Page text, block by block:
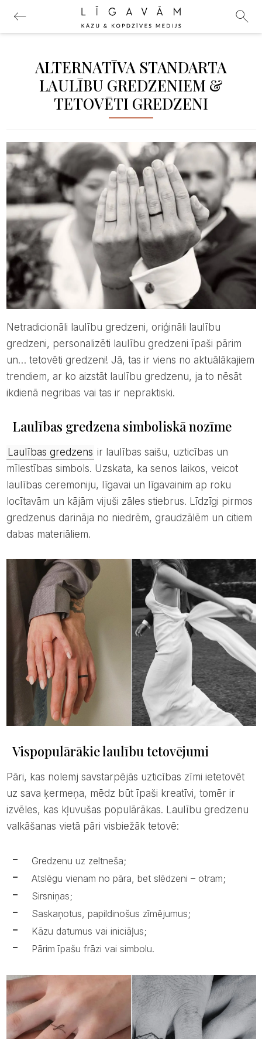
ALTERNATĪVA STANDARTA
LAULĪBU GREDZENIEM &
TETOVĒTI GREDZENI
Netradicionāli laulību gredzeni, oriģināli laulību
gredzeni, personalizēti laulību gredzeni īpaši pārim
un… tetovēti gredzeni! Jā, tas ir viens no aktuālākajiem
trendiem, ar ko aizstāt laulību gredzenu, ja to nēsāt
ikdienā negribas vai tas ir nepraktiski.
Laulības gredzena simboliskā nozīme
Laulības gredzens ir laulības saišu, uzticības un
mīlestības simbols. Uzskata, ka senos laikos, veicot
laulības ceremoniju, līgavai un līgavainim ap roku
locītavām un kājām vijuši zāles stiebrus. Līdzīgi pirmos
gredzenus darināja no niedrēm, graudzālēm un citiem
dabas materiāliem.
Vispopulārākie laulību tetovējumi
Pāri, kas nolemj savstarpējās uzticības zīmi ietetovēt
uz sava ķermeņa, mēdz būt īpaši kreatīvi, tomēr ir
izvēles, kas kļuvušas populārākas. Laulību gredzenu
valkāšanas vietā pāri visbiežāk tetovē:
Gredzenu uz zeltneša;
Atslēgu vienam no pāra, bet slēdzeni – otram;
Sirsniņas;
Saskaņotus, papildinošus zīmējumus;
Kāzu datumus vai iniciāļus;
Pārim īpašu frāzi vai simbolu.